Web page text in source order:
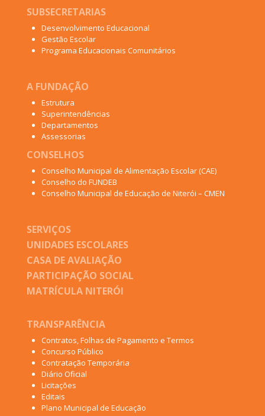
SUBSECRETARIAS
Desenvolvimento Educacional
Gestão Escolar
Programa Educacionais Comunitários
A FUNDAÇÃO
Estrutura
Superintendências
Departamentos
Assessorias
CONSELHOS
Conselho Municipal de Alimentação Escolar (CAE)
Conselho do FUNDEB
Conselho Municipal de Educação de Niterói – CMEN
SERVIÇOS
UNIDADES ESCOLARES
CASA DE AVALIAÇÃO
PARTICIPAÇÃO SOCIAL
MATRÍCULA NITERÓI
TRANSPARÊNCIA
Contratos, Folhas de Pagamento e Termos
Concurso Público
Contratação Temporária
Diário Oficial
Licitações
Editais
Plano Municipal de Educação